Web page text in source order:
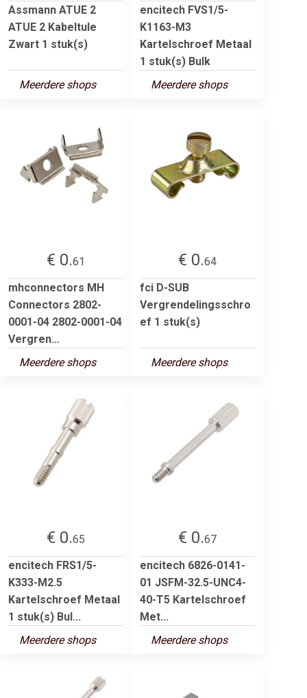
Assmann ATUE 2
ATUE 2 Kabeltule
Zwart 1 stuk(s)
Meerdere shops
encitech FVS1/5-
K1163-M3
Kartelschroef Metaal
1 stuk(s) Bulk
Meerdere shops
€ 0.61
mhconnectors MH
Connectors 2802-
0001-04 2802-0001-04
Vergren...
Meerdere shops
€ 0.64
fci D-SUB
Vergrendelingsschro
ef 1 stuk(s)
Meerdere shops
€ 0.65
encitech FRS1/5-
K333-M2.5
Kartelschroef Metaal
1 stuk(s) Bul...
Meerdere shops
€ 0.67
encitech 6826-0141-
01 JSFM-32.5-UNC4-
40-T5 Kartelschroef
Met...
Meerdere shops